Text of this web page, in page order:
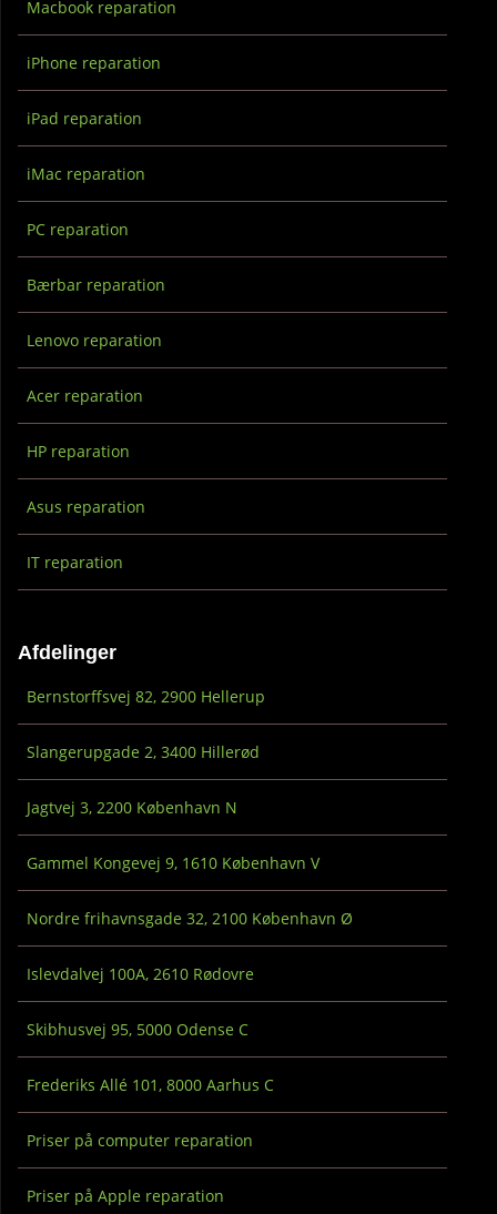
Macbook reparation
iPhone reparation
iPad reparation
iMac reparation
PC reparation
Bærbar reparation
Lenovo reparation
Acer reparation
HP reparation
Asus reparation
IT reparation
Afdelinger
Bernstorffsvej 82, 2900 Hellerup
Slangerupgade 2, 3400 Hillerød
Jagtvej 3, 2200 København N
Gammel Kongevej 9, 1610 København V
Nordre frihavnsgade 32, 2100 København Ø
Islevdalvej 100A, 2610 Rødovre
Skibhusvej 95, 5000 Odense C
Frederiks Allé 101, 8000 Aarhus C
Priser på computer reparation
Priser på Apple reparation